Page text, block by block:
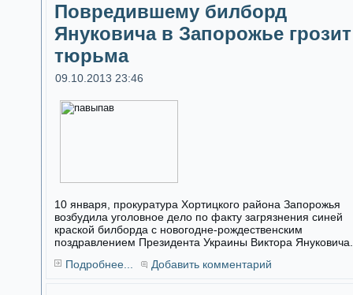
Повредившему билборд
Януковича в Запорожье грозит
тюрьма
09.10.2013 23:46
10 января, прокуратура Хортицкого района Запорожья
возбудила уголовное дело по факту загрязнения синей
краской билборда с новогодне-рождественским
поздравлением Президента Украины Виктора Януковича.
Подробнее...
Добавить комментарий